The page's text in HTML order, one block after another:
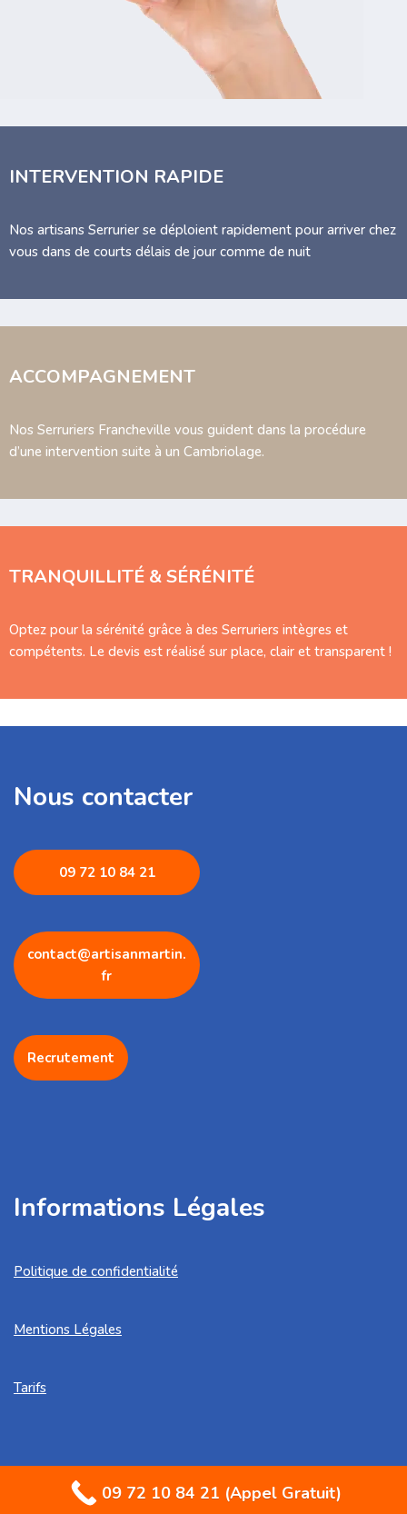
INTERVENTION RAPIDE
Nos artisans Serrurier se déploient rapidement pour arriver chez
vous dans de courts délais de jour comme de nuit
ACCOMPAGNEMENT
Nos Serruriers Francheville vous guident dans la procédure
d’une intervention suite à un Cambriolage.
TRANQUILLITÉ & SÉRÉNITÉ
Optez pour la sérénité grâce à des Serruriers intègres et
compétents. Le devis est réalisé sur place, clair et transparent !
Nous contacter
09 72 10 84 21
contact@artisanmartin.
fr
Recrutement
Informations Légales
Politique de confidentialité
Mentions Légales
Tarifs
Artisan Martin© | 2013-2023
09 72 10 84 21 (Appel Gratuit)